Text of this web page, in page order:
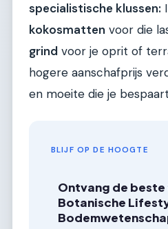
specialistische klussen:
kokosmatten voor die
grind voor je oprit of
hogere aanschafprijs
en moeite die je
BLIJF OP DE HOOGTE
Ontvang de
Botanische